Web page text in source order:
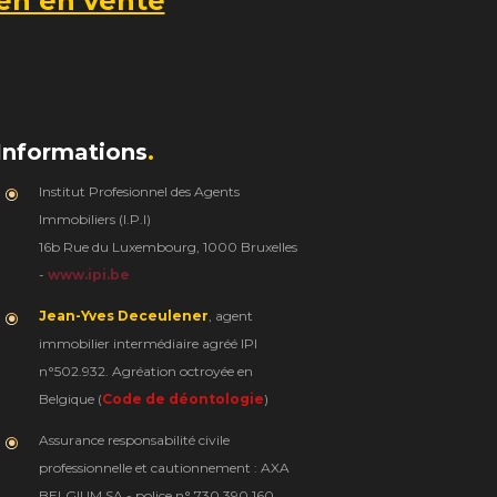
.
Institut Profesionnel des Agents
Immobiliers (I.P.I)
16b Rue du Luxembourg, 1000 Bruxelles
-www.ipi.be
Jean-Yves Deceulener, agent
immobilier intermédiaire agréé IPI
n°502.932. Agréation octroyée en
Belgique (Code de déontologie)
Assurance responsabilité civile
professionnelle et cautionnement : AXA